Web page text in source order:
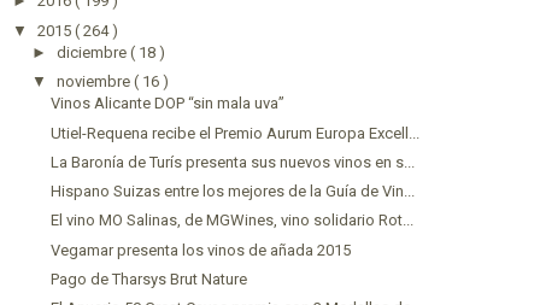
▼ 2015 ( 264 )
► diciembre ( 18 )
▼ noviembre ( 16 )
Vinos Alicante DOP “sin mala uva”
Utiel-Requena recibe el Premio Aurum Europa Excell...
La Baronía de Turís presenta sus nuevos vinos en s...
Hispano Suizas entre los mejores de la Guía de Vin...
El vino MO Salinas, de MGWines, vino solidario Rot...
Vegamar presenta los vinos de añada 2015
Pago de Tharsys Brut Nature